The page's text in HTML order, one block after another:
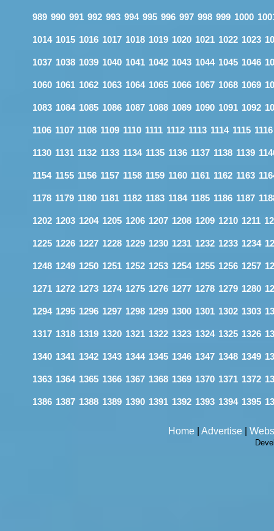
989 990 991 992 993 994 995 996 997 998 999 1000
1014 1015 1016 1017 1018 1019 1020 1021 1022 1023
1037 1038 1039 1040 1041 1042 1043 1044 1045 1046
1060 1061 1062 1063 1064 1065 1066 1067 1068 1069
1083 1084 1085 1086 1087 1088 1089 1090 1091 1092
1106 1107 1108 1109 1110 1111 1112 1113 1114 1115 1116
1130 1131 1132 1133 1134 1135 1136 1137 1138 1139
1154 1155 1156 1157 1158 1159 1160 1161 1162 1163
1178 1179 1180 1181 1182 1183 1184 1185 1186 1187
1202 1203 1204 1205 1206 1207 1208 1209 1210 1211
1225 1226 1227 1228 1229 1230 1231 1232 1233 1234
1248 1249 1250 1251 1252 1253 1254 1255 1256 1257
1271 1272 1273 1274 1275 1276 1277 1278 1279 1280
1294 1295 1296 1297 1298 1299 1300 1301 1302 1303
1317 1318 1319 1320 1321 1322 1323 1324 1325 1326
1340 1341 1342 1343 1344 1345 1346 1347 1348 1349
1363 1364 1365 1366 1367 1368 1369 1370 1371 1372
1386 1387 1388 1389 1390 1391 1392 1393 1394 1395
Home Advertise